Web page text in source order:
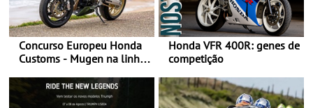
Concurso Europeu Honda
Customs - Mugen na linha
ganhar
Honda VFR 400R: genes de
competição